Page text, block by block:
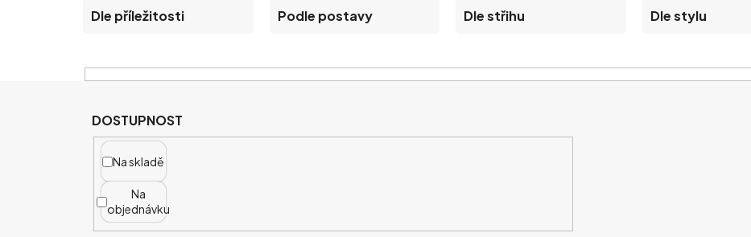
Dle příležitosti Podle postavy Dle střihu Dle stylu
DOSTUPNOST
Na skladě
Na
objednávku
V
P